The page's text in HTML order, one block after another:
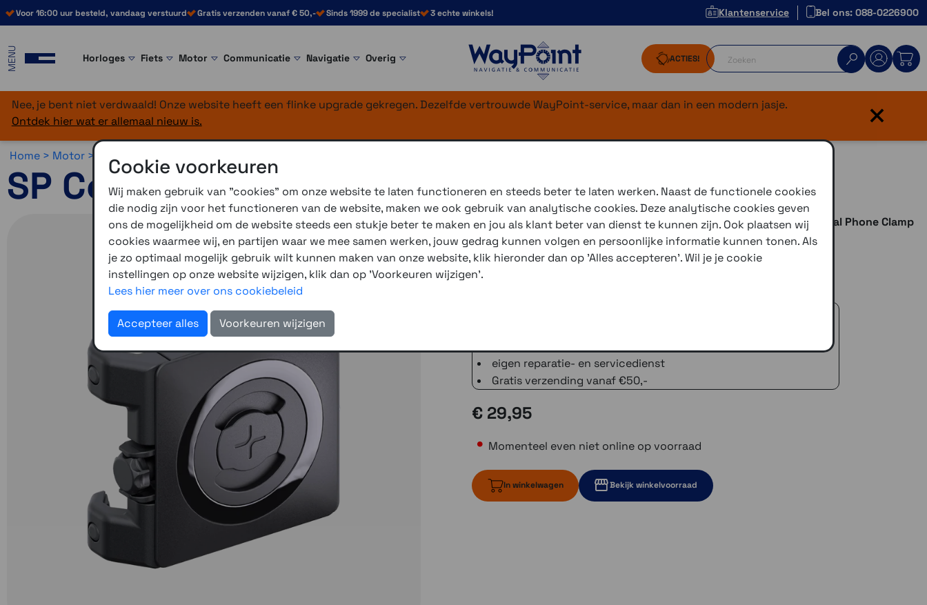
Voor 16:00 uur besteld, vandaag verstuurd Gratis verzenden vanaf € 50,- Sinds 1999 de specialist 3 echte winkels! Klantenservice Bel ons: 088-0226900
MENU Horloges Fiets Motor Communicatie Navigatie Overig ACTIES!
Nee, je bent niet verdwaald! Onze website heeft een flinke upgrade gekregen. Dezelfde vertrouwde WayPoint-service, maar dan in een modern jasje.
Ontdek hier wat er allemaal nieuw is.
×
Home > Motor >
SP Connect Universal Phone Clamp SPC+
Maximale flexibiliteit zonder compromis? Met deSP Connect Universal Phone Clamp
(max) SPC+is dat mogelijk. Leverbaar in 2 maten:
Standaard: breedte tussen 58-82 mm en maximaal 11mm dik
Max
eigen reparatie- en servicedienst
Gratis verzending vanaf €50,-
€ 29,95
Momenteel even niet online op voorraad
In winkelwagen Bekijk winkelvoorraad
Cookie voorkeuren
Wij maken gebruik van "cookies" om onze website te laten functioneren en steeds beter te laten werken. Naast de functionele cookies
die nodig zijn voor het functioneren van de website, maken we ook gebruik van analytische cookies. Deze analytische cookies geven
ons de mogelijkheid om de website steeds een stukje beter te maken en jou als klant beter van dienst te kunnen zijn. Ook plaatsen wij
cookies waarmee wij, en partijen waar we mee samen werken, jouw gedrag kunnen volgen en persoonlijke informatie kunnen tonen. Als
je zo optimaal mogelijk gebruik wilt kunnen maken van onze website, klik hieronder dan op 'Alles accepteren'. Wil je je cookie
instellingen op onze website wijzigen, klik dan op 'Voorkeuren wijzigen'.
Lees hier meer over ons cookiebeleid
Accepteer alles Voorkeuren wijzigen